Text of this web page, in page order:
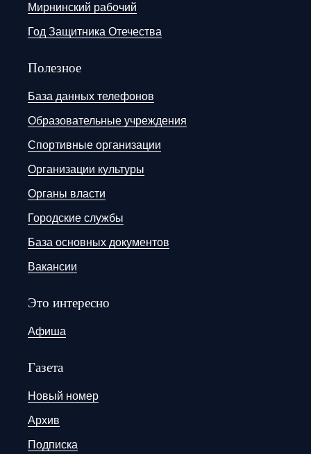
Мирнинский рабочий
Год Защитника Отечества
Полезное
База данных телефонов
Образовательные учреждения
Спортивные организации
Организации культуры
Органы власти
Городские службы
База основных документов
Вакансии
Это интересно
Афиша
Газета
Новый номер
Архив
Подписка